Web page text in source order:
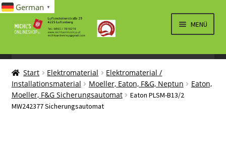
Navigation
Inhalt
MENÜ
SPIELWAREN/BAUSÄTZE
ÖFFNEN
ELEKTRO
ÖFFNEN
LÜFTUNG, HEIZUNG, KLIMA
Start Elektromaterial
Elektromaterial /
Installationsmaterial
Moeller, Eaton, F&G, Neptun
Eaton,
Moeller, F&G Sicherungsautomat
Eaton PLSM-B13/2
MW242377 Sicherungsautomat
German ▼